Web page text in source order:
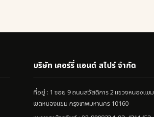
บริษัท เคอร์รี่ แอนด์ สไปร์ จำกัด
ที่อยู่ : 1 ซอย 9 ถนนสวัสดิการ 2 แขวงหนองแขม
เขตหนองแขม กรุงเทพมหานคร 10160